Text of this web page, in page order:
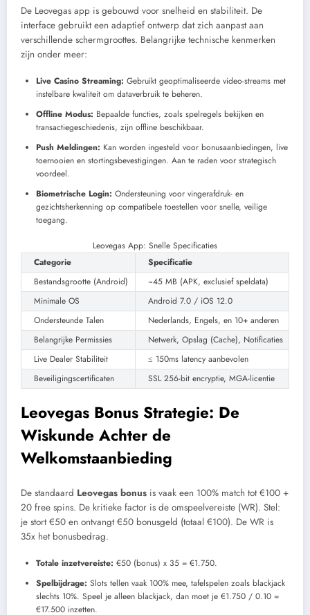
De Leovegas app is gebouwd voor snelheid en stabiliteit. De
interface gebruikt een adaptief ontwerp dat zich aanpast aan
verschillende schermgroottes. Belangrijke technische kenmerken
zijn onder meer:
Live Casino Streaming: Gebruikt geoptimaliseerde video-streams met
instelbare kwaliteit om dataverbruik te beheren.
Offline Modus: Bepaalde functies, zoals spelregels bekijken en
transactiegeschiedenis, zijn offline beschikbaar.
Push Meldingen: Kan worden ingesteld voor bonusaanbiedingen, live
toernooien en stortingsbevestigingen. Aan te raden voor strategisch
voordeel.
Biometrische Login: Ondersteuning voor vingerafdruk- en
gezichtsherkenning op compatibele toestellen voor snelle, veilige
toegang.
Leovegas App: Snelle Specificaties
Categorie
Specificatie
Bestandsgrootte (Android)
~45 MB (APK, exclusief speldata)
Minimale OS
Android 7.0 / iOS 12.0
Ondersteunde Talen
Nederlands, Engels, en 10+ anderen
Belangrijke Permissies
Netwerk, Opslag (Cache), Notificaties
Live Dealer Stabiliteit
≤ 150ms latency aanbevolen
Beveiligingscertificaten
SSL 256-bit encryptie, MGA-licentie
Leovegas Bonus Strategie: De
Wiskunde Achter de
Welkomstaanbieding
De standaard Leovegas bonus is vaak een 100% match tot €100 +
20 free spins. De kritieke factor is de omspeelvereiste (WR). Stel:
je stort €50 en ontvangt €50 bonusgeld (totaal €100). De WR is
35x het bonusbedrag.
Totale inzetvereiste: €50 (bonus) x 35 = €1.750.
Spelbijdrage: Slots tellen vaak 100% mee, tafelspelen zoals blackjack
slechts 10%. Speel je alleen blackjack, dan moet je €1.750 / 0.10 =
€17.500 inzetten.